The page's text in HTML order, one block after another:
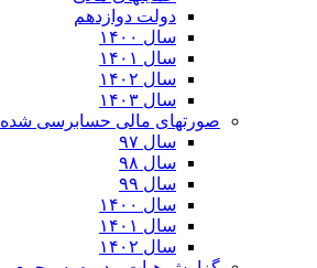
دولت دوازدهم
سال ۱۴۰۰
سال ۱۴۰۱
سال ۱۴۰۲
سال ۱۴۰۳
صورتهای مالی حسابرسی شده
سال ۹۷
سال ۹۸
سال ۹۹
سال ۱۴۰۰
سال ۱۴۰۱
سال ۱۴۰۲